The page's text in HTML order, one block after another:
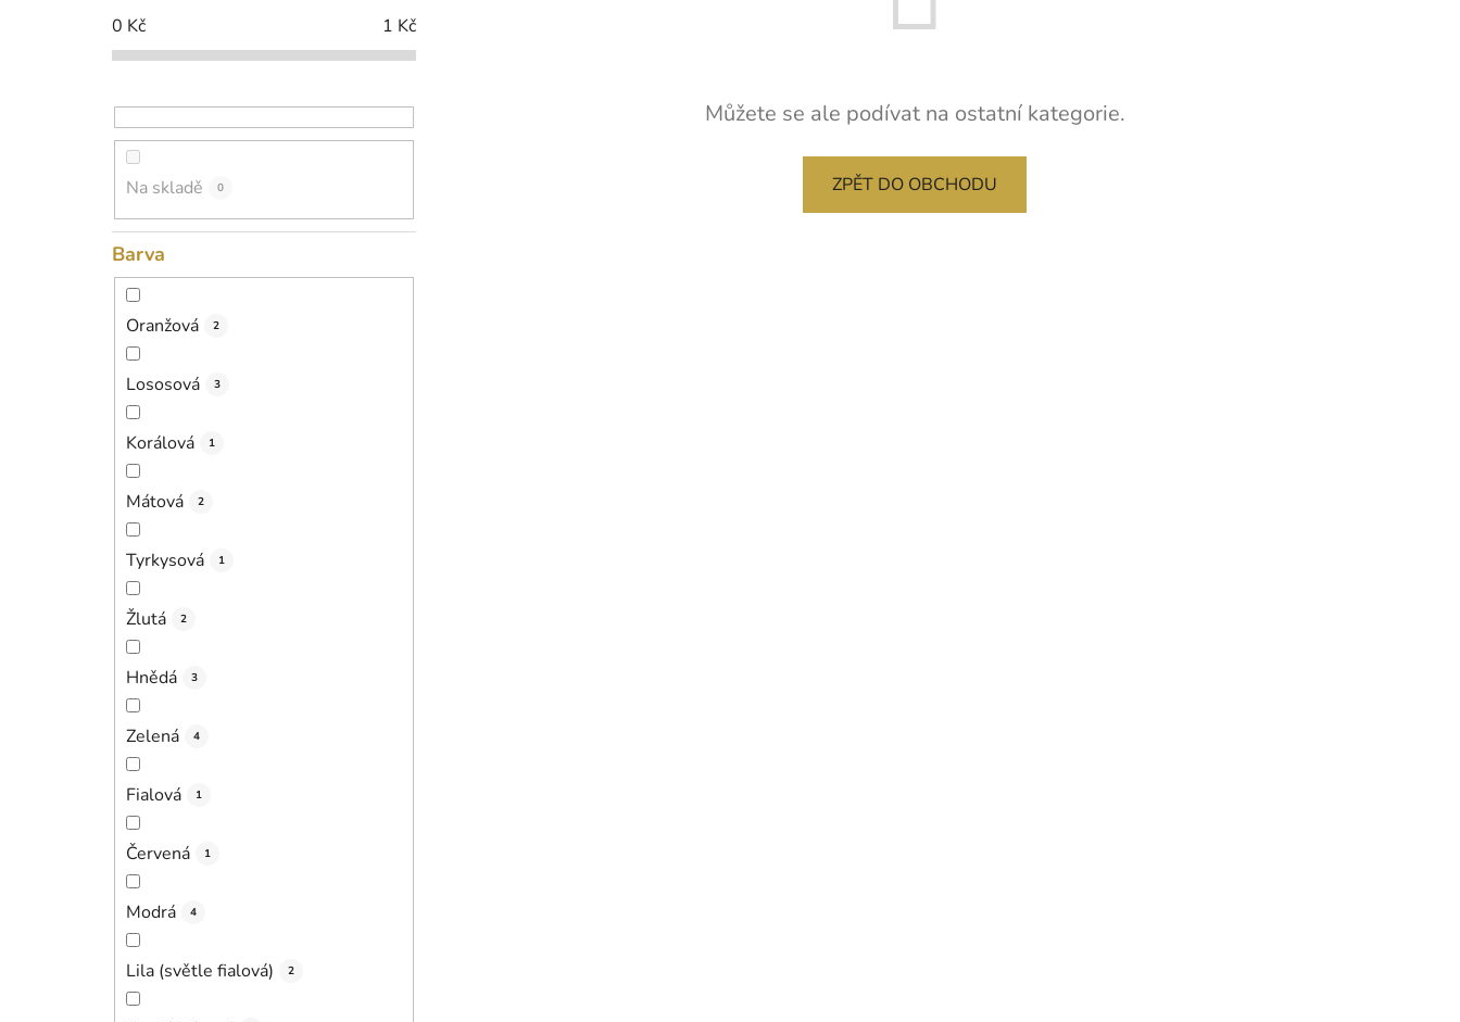
0 Kč 1 Kč
Na skladě 0
Barva
Oranžová 2
Lososová 3
Korálová 1
Mátová 2
Tyrkysová 1
Žlutá 2
Hnědá 3
Zelená 4
Fialová 1
Červená 1
Modrá 4
Lila (světle fialová) 2
Můžete se ale podívat na ostatní kategorie.
ZPĚT DO OBCHODU